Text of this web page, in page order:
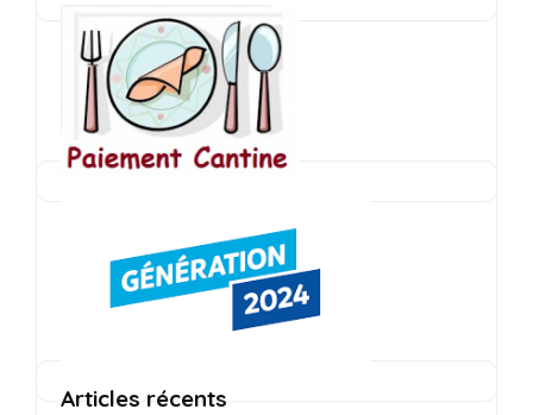
Articles récents